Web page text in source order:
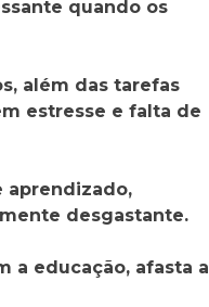
quando os
além das tarefas
estresse e falta de
aprendizado,
desgastante.
a educação, afasta a